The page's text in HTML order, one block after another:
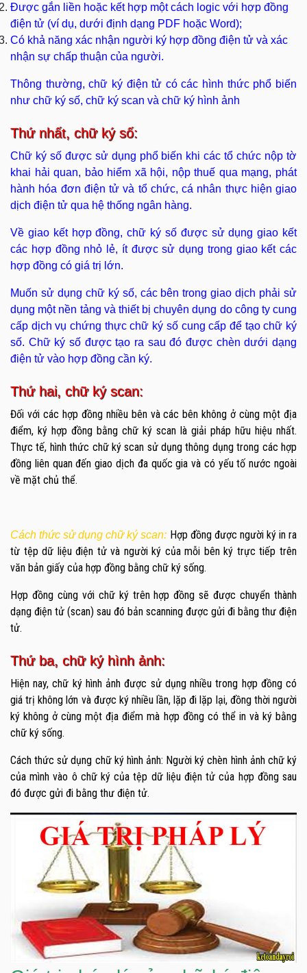
Được gắn liền hoặc kết hợp một cách logic với hợp đồng
điện tử (ví dụ, dưới định dạng PDF hoặc Word);
Có khả năng xác nhận người ký hợp đồng điện tử và xác
nhận sự chấp thuận của người.
Thông thường, chữ ký điện tử có các hình thức phổ biến
như chữ ký số, chữ ký scan và chữ ký hình ảnh
Thứ nhất, chữ ký số:
Chữ ký số được sử dụng phổ biến khi các tổ chức nộp tờ
khai hải quan, bảo hiểm xã hội, nộp thuế qua mạng, phát
hành hóa đơn điện tử và tổ chức, cá nhân thực hiện giao
dịch điện tử qua hệ thống ngân hàng.
Về giao kết hợp đồng, chữ ký số được sử dụng giao kết
các hợp đồng nhỏ lẻ, ít được sử dụng trong giao kết các
hợp đồng có giá trị lớn.
Muốn sử dụng chữ ký số, các bên trong giao dịch phải sử
dụng một nền tảng và thiết bị chuyên dụng do công ty cung
cấp dịch vụ chứng thực chữ ký số cung cấp để tạo chữ ký
số. Chữ ký số được tạo ra sau đó được chèn dưới dạng
điện tử vào hợp đồng cần ký.
Thứ hai, chữ ký scan:
Đối với các hợp đồng nhiều bên và các bên không ở cùng một địa
điểm, ký hợp đồng bằng chữ ký scan là giải pháp hữu hiệu nhất.
Thực tế, hình thức chữ ký scan sử dụng thông dụng trong các hợp
đồng liên quan đến giao dịch đa quốc gia và có yếu tố nước ngoài
về mặt chủ thể.
Cách thức sử dụng chữ ký scan: Hợp đồng được người ký in ra
từ tệp dữ liệu điện tử và người ký của mỗi bên ký trực tiếp trên
văn bản giấy của hợp đồng bằng chữ ký sống.
Hợp đồng cùng với chữ ký trên hợp đồng sẽ được chuyển thành
dạng điện tử (scan) sau đó bản scanning được gửi đi bằng thư điện
tử.
Thứ ba, chữ ký hình ảnh:
Hiện nay, chữ ký hình ảnh được sử dụng nhiều trong hợp đồng có
giá trị không lớn và được ký nhiều lần, lặp đi lặp lại, đồng thời người
ký không ở cùng một địa điểm mà hợp đồng có thể in và ký bằng
chữ ký sống.
Cách thức sử dụng chữ ký hình ảnh: Người ký chèn hình ảnh chữ ký
của mình vào ô chữ ký của tệp dữ liệu điện tử của hợp đồng sau
đó được gửi đi bằng thư điện tử.